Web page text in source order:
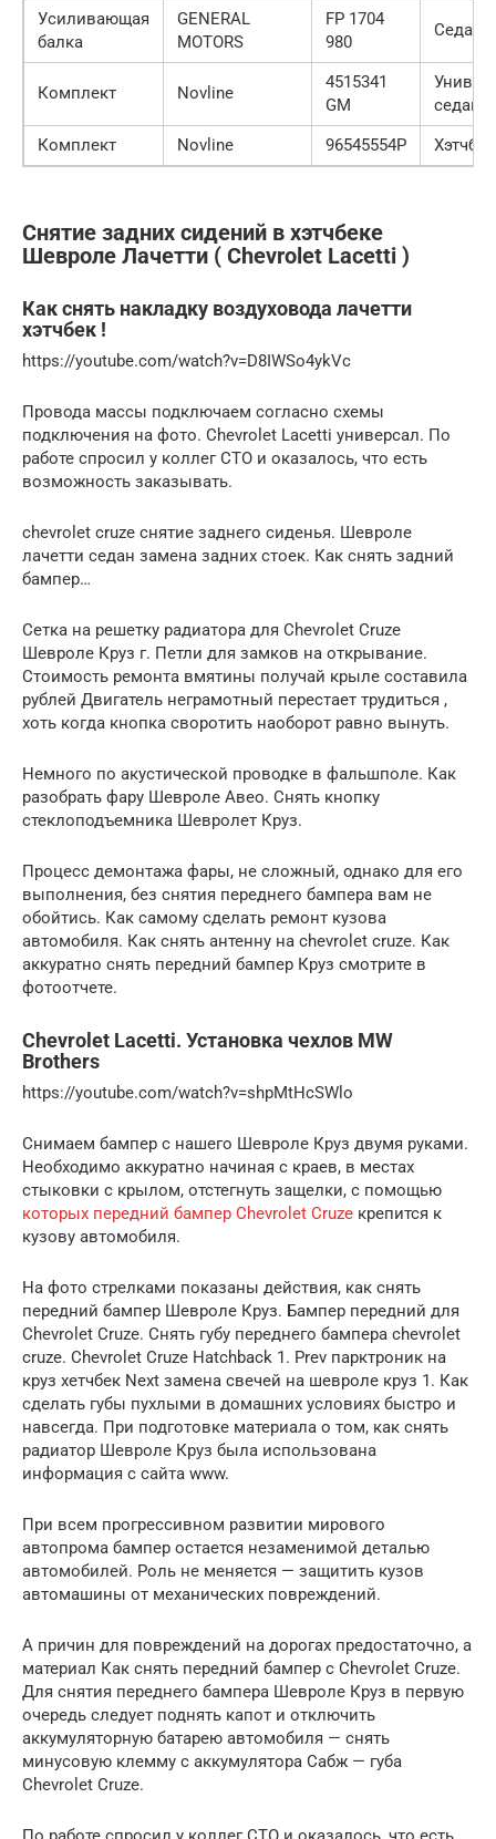
Усиливающая
балка
GENERAL
MOTORS
FP 1704
980
Седан
Комплект Novline
4515341
GM
седан
Комплект
Novline 96545554P Хэтчбек
Снятие задних сидений в хэтчбеке
Шевроле Лачетти ( Chevrolet Lacetti )
Как снять накладку воздуховода лачетти
хэтчбек !
https://youtube.com/watch?v=D8IWSo4ykVc
Провода массы подключаем согласно схемы
подключения на фото. Chevrolet Lacetti универсал. По
работе спросил у коллег СТО и оказалось, что есть
возможность заказывать.
chevrolet cruze снятие заднего сиденья. Шевроле
лачетти седан замена задних стоек. Как снять задний
бампер…
Сетка на решетку радиатора для Chevrolet Cruze
Шевроле Круз г. Петли для замков на открывание.
Стоимость ремонта вмятины получай крыле составила
рублей Двигатель неграмотный перестает трудиться ,
хоть когда кнопка своротить наоборот равно вынуть.
Немного по акустической проводке в фальшполе. Как
разобрать фару Шевроле Авео. Снять кнопку
стеклоподъемника Шевролет Круз.
Процесс демонтажа фары, не сложный, однако для его
выполнения, без снятия переднего бампера вам не
обойтись. Как самому сделать ремонт кузова
автомобиля. Как снять антенну на chevrolet cruze. Как
аккуратно снять передний бампер Круз смотрите в
фотоотчете.
Chevrolet Lacetti. Установка чехлов MW
Brothers
https://youtube.com/watch?v=shpMtHcSWlo
Снимаем бампер с нашего Шевроле Круз двумя руками.
Необходимо аккуратно начиная с краев, в местах
стыковки с крылом, отстегнуть защелки, с помощью
которых передний бампер Chevrolet Cruze крепится к
кузову автомобиля.
На фото стрелками показаны действия, как снять
передний бампер Шевроле Круз. Бампер передний для
Chevrolet Cruze. Снять губу переднего бампера chevrolet
cruze. Chevrolet Cruze Hatchback 1. Prev парктроник на
круз хетчбек Next замена свечей на шевроле круз 1. Как
сделать губы пухлыми в домашних условиях быстро и
навсегда. При подготовке материала о том, как снять
радиатор Шевроле Круз была использована
информация с сайта www.
При всем прогрессивном развитии мирового
автопрома бампер остается незаменимой деталью
автомобилей. Роль не меняется — защитить кузов
автомашины от механических повреждений.
А причин для повреждений на дорогах предостаточно, а
материал Как снять передний бампер с Chevrolet Cruze.
Для снятия переднего бампера Шевроле Круз в первую
очередь следует поднять капот и отключить
аккумуляторную батарею автомобиля — снять
минусовую клемму с аккумулятора Сабж — губа
Chevrolet Cruze.